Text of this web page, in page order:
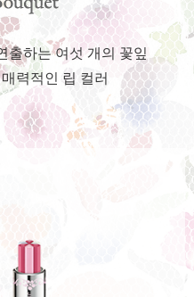
출하는 여섯 개의 꽃잎
매력적인 립 컬러